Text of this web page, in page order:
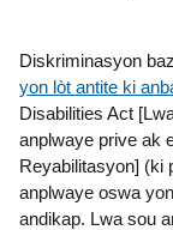
Diskriminasyon
yon lòt antite ki
Disabilities Act
anplwaye prive ak
Reyabilitasyon] (ki
anplwaye oswa
andikap. Lwa sou